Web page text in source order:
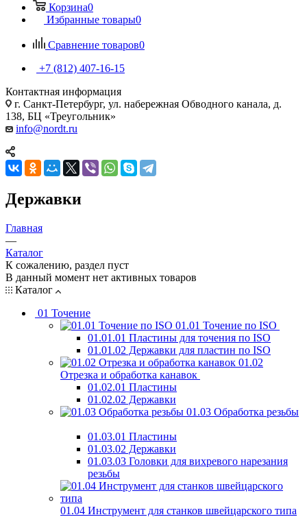
Корзина0
Избранные товары0
Сравнение товаров0
+7 (812) 407-16-15
Контактная информация
г. Санкт-Петербург, ул. набережная Обводного канала, д.
138, БЦ «Треугольник»
info@nordt.ru
Державки
Главная
—
Каталог
К сожалению, раздел пуст
В данный момент нет активных товаров
Каталог
01 Точение
01.01 Точение по ISO
01.01.01 Пластины для точения по ISO
01.01.02 Державки для пластин по ISO
01.02
Отрезка и обработка канавок
01.02.01 Пластины
01.02.02 Державки
01.03 Обработка резьбы
01.03.01 Пластины
01.03.02 Державки
01.03.03 Головки для вихревого нарезания
резьбы
01.04 Инструмент для станков швейцарского типа